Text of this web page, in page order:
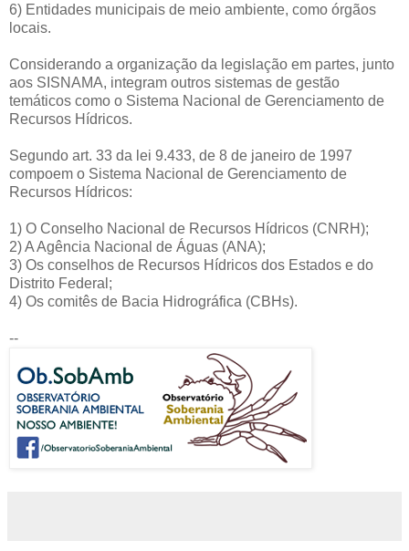
6) Entidades municipais de meio ambiente, como órgãos
locais.
Considerando a organização da legislação em partes, junto
aos SISNAMA, integram outros sistemas de gestão
temáticos como o Sistema Nacional de Gerenciamento de
Recursos Hídricos.
Segundo art. 33 da lei 9.433, de 8 de janeiro de 1997
compoem o Sistema Nacional de Gerenciamento de
Recursos Hídricos:
1) O Conselho Nacional de Recursos Hídricos (CNRH);
2) A Agência Nacional de Águas (ANA);
3) Os conselhos de Recursos Hídricos dos Estados e do
Distrito Federal;
4) Os comitês de Bacia Hidrográfica (CBHs).
--